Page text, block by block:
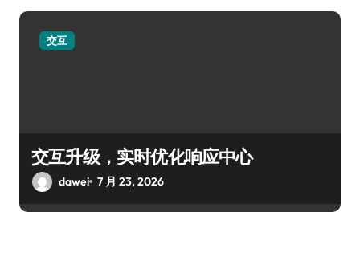
交互
交互升级，实时优化响应中心
dawei 7 月 23, 2026